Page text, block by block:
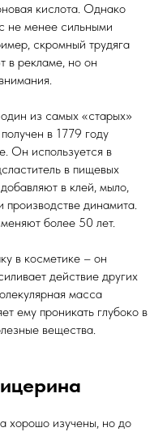
кислота. Однако
не менее сильными
скромный трудяга
в рекламе, но он
из самых «старых»
в 1779 году
Он используется в
в пищевых
в клей, мыло,
производстве динамита.
более 50 лет.
в косметике – он
действие других
масса
ему проникать глубоко в
вещества.
хорошо изучены, но до